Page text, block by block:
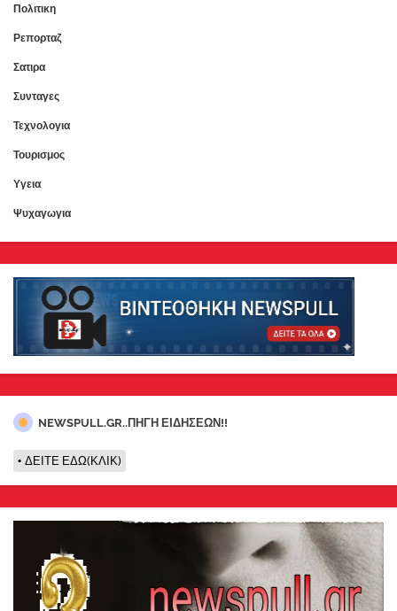
Πολιτικη
Ρεπορταζ
Σατιρα
Συνταγες
Τεχνολογια
Τουρισμος
Υγεια
Ψυχαγωγια
NEWSPULL.GR..ΠΗΓΗ ΕΙΔΗΣΕΩΝ!!
ΔΕΙΤΕ ΕΔΩ(ΚΛΙΚ)